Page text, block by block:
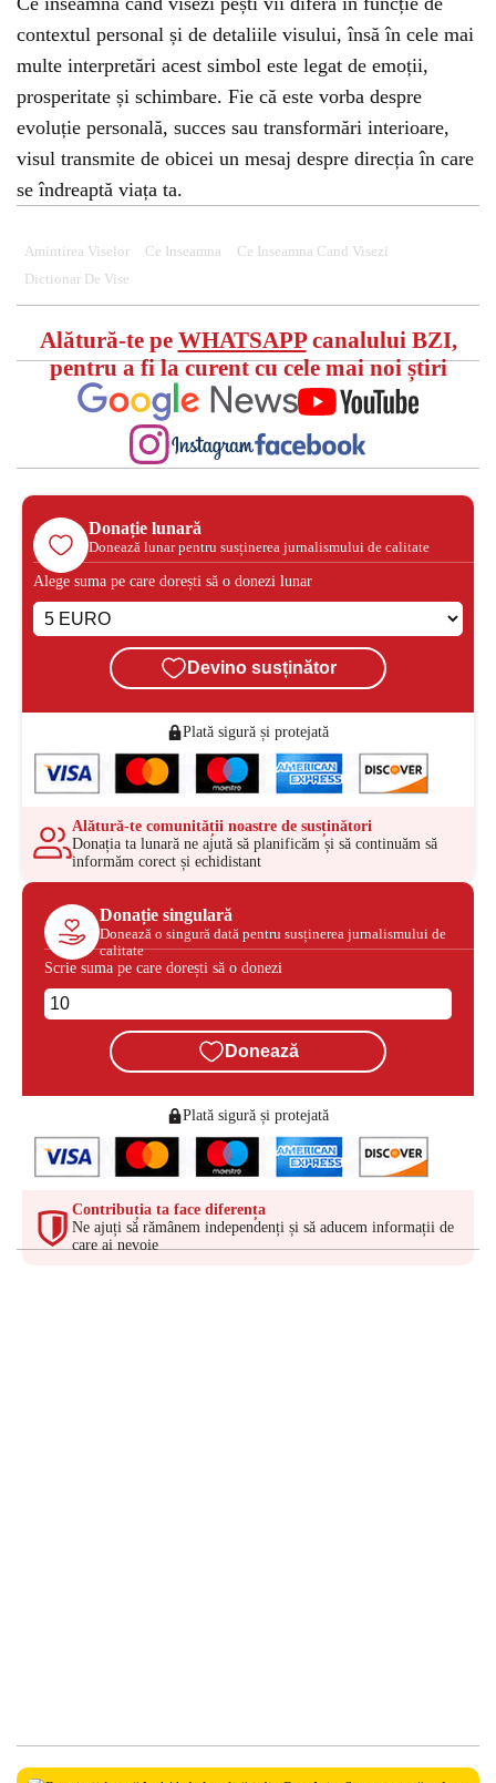
contextul personal și de detaliile visului, însă în cele mai
multe interpretări acest simbol este legat de emoții,
prosperitate și schimbare. Fie că este vorba despre
evoluție personală, succes sau transformări interioare,
visul transmite de obicei un mesaj despre direcția în care
se îndreaptă viața ta.
Amintirea Viselor Ce Inseamna
Ce Inseamna Cand Visezi
Dictionar De Vise
Alătură-te pe WHATSAPPcanalului BZI,
pentru a fi la curent cu cele mai noi știri
Donație lunară
Donează lunar pentru susținerea jurnalismului de calitate
Alege suma pe care dorești să o donezi lunar
Devino susținător
Plată sigură și protejată
Alătură-te comunității noastre de susținători
Donația ta lunară ne ajută să planificăm și să continuăm să
informăm corect și echidistant
Donație singulară
Donează o singură dată pentru susținerea jurnalismului de
calitate
Scrie suma pe care dorești să o donezi
Donează
Plată sigură și protejată
Contribuția ta face diferența
Ne ajuți să rămânem independenți și să aducem informații de
care ai nevoie